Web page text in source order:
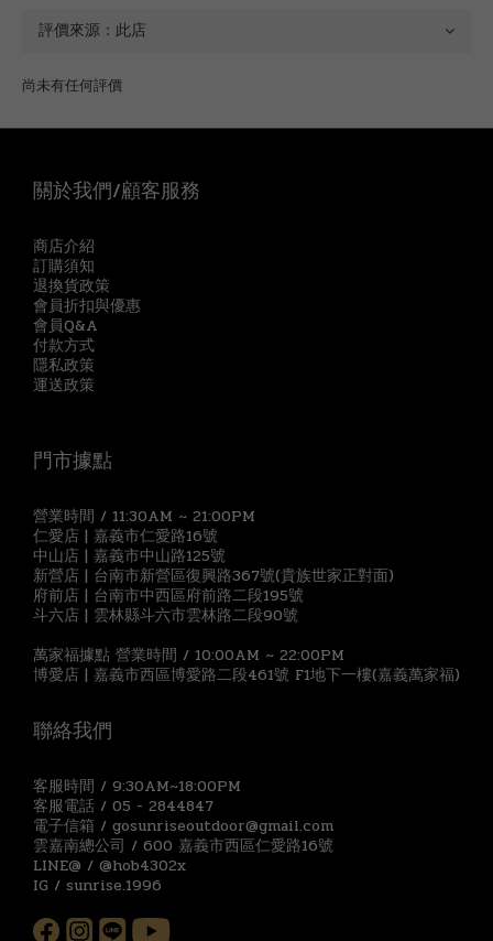
尚未有任何評價
關於我們/顧客服務
商店介紹
訂購須知
退換貨政策
會員折扣與優惠
會員Q&A
付款方式
隱私政策
運送政策
門市據點
營業時間 / 11:30AM ~ 21:00PM
仁愛店 | 嘉義市仁愛路16號
中山店 | 嘉義市中山路125號
新營店 | 台南市新營區復興路367號(貴族世家正對面)
府前店 | 台南市中西區府前路二段195號
斗六店 | 雲林縣斗六市雲林路二段90號
萬家福據點 營業時間 / 10:00AM ~ 22:00PM
博愛店 | 嘉義市西區博愛路二段461號 F1地下一樓(嘉義萬家福)
聯絡我們
客服時間 / 9:30AM~18:00PM
客服電話 / 05 - 2844847
電子信箱 / gosunriseoutdoor@gmail.com
雲嘉南總公司 / 600 嘉義市西區仁愛路16號
LINE@ / @hob4302x
IG / sunrise.1996